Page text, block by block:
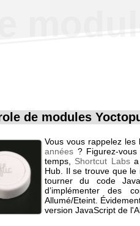
de modules
Vous vous rappelez
années ? Figurez-
temps, Shortcut Labsa
Hub. Il se trouve que
tourner du code
d’implémenter des
Allumé/Eteint.
version JavaScript de